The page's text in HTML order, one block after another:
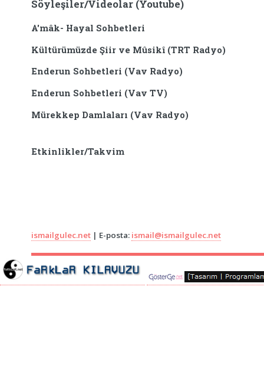
Söyleşiler/Videolar (Youtube)
A'mâk- Hayal Sohbetleri
Kültürümüzde Şiir ve Mûsikî (TRT Radyo)
Enderun Sohbetleri (Vav Radyo)
Enderun Sohbetleri (Vav TV)
Mürekkep Damlaları (Vav Radyo)
Etkinlikler/Takvim
ismailgulec.net | E-posta: ismail@ismailgulec.net